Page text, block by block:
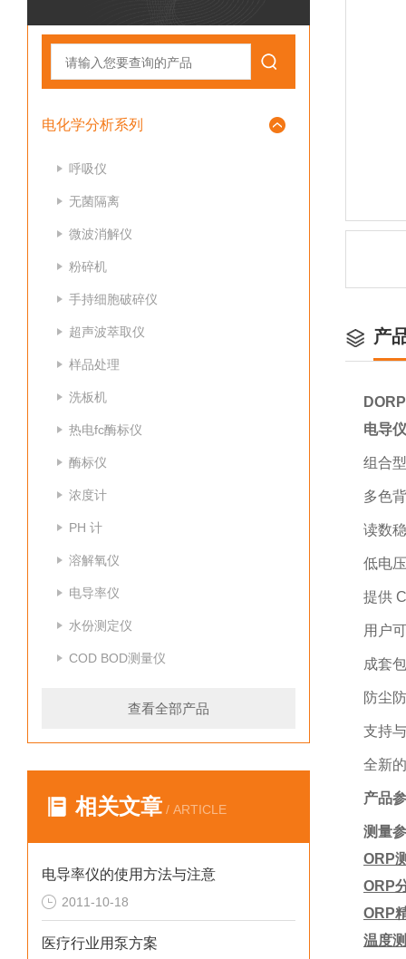
电化学分析系列
呼吸仪
无菌隔离
微波消解仪
粉碎机
手持细胞破碎仪
超声波萃取仪
样品处理
洗板机
热电fc酶标仪
酶标仪
浓度计
PH 计
溶解氧仪
电导率仪
水份测定仪
COD BOD测量仪
查看全部产品
相关文章 / ARTICLE
电导率仪的使用方法与注意
2011-10-18
医疗行业用泵方案
产
电导
组合
多色
读数
低电
提供
用户
成套
防尘
支持
全新的
产品
测量
ORP
ORP
ORP
温度